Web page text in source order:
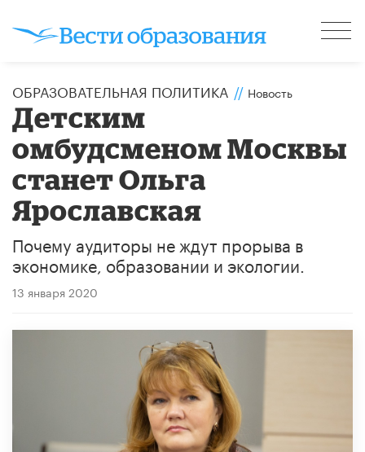
ОБРАЗОВАТЕЛЬНАЯ ПОЛИТИКА // Новость
Детским
омбудсменом Москвы
станет Ольга
Ярославская
Почему аудиторы не ждут прорыва в
экономике, образовании и экологии.
13 января 2020